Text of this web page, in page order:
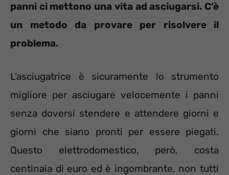
panni ci mettono una vita ad asciugarsi. C’è
un metodo da provare per risolvere il
problema.
L’asciugatrice è sicuramente lo strumento
migliore per asciugare velocemente i panni
senza doversi stendere e attendere giorni e
giorni che siano pronti per essere piegati.
Questo elettrodomestico, però, costa
centinaia di euro ed è ingombrante, non tutti